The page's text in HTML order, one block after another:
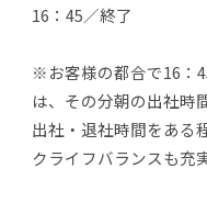
16：45／終了
※お客様の都合で16：
は、その分朝の出社時
出社・退社時間をある
クライフバランスも充